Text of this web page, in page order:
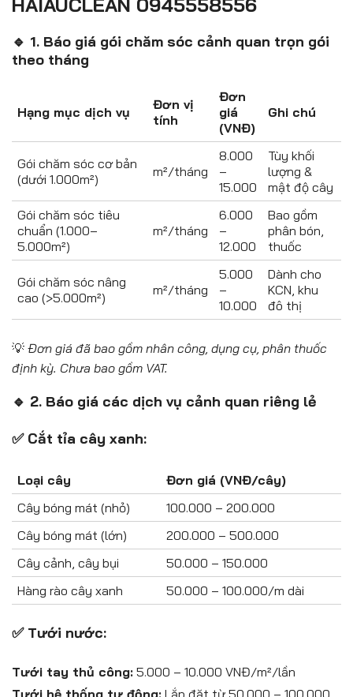
HAIAUCLEAN 0945558556
🔹 1. Báo giá gói chăm sóc cảnh quan trọn gói
theo tháng
Hạng mục dịch vụ
Đơn vị
tính
Đơn
giá
(VNĐ)
Ghi chú
Gói chăm sóc cơ bản
(dưới 1.000m²)
m²/tháng
8.000
–
15.000
Tùy khối
lượng &
mật độ cây
Gói chăm sóc tiêu
chuẩn (1.000–
5.000m²)
m²/tháng
6.000
–
12.000
Bao gồm
phân bón,
thuốc
Gói chăm sóc nâng
cao (>5.000m²)
m²/tháng
5.000
–
10.000
Dành cho
KCN, khu
đô thị
💡 Đơn giá đã bao gồm nhân công, dụng cụ, phân thuốc
định kỳ. Chưa bao gồm VAT.
🔹 2. Báo giá các dịch vụ cảnh quan riêng lẻ
✅ Cắt tỉa cây xanh:
Loại cây
Đơn giá (VNĐ/cây)
Cây bóng mát (nhỏ)
100.000 – 200.000
Cây bóng mát (lớn)
200.000 – 500.000
Cây cảnh, cây bụi
50.000 – 150.000
Hàng rào cây xanh
50.000 – 100.000/m dài
✅ Tưới nước:
Tưới tay thủ công: 5.000 – 10.000 VNĐ/m²/lần